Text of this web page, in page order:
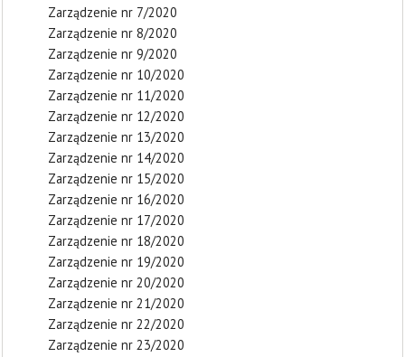
Zarządzenie nr 7/2020
Zarządzenie nr 8/2020
Zarządzenie nr 9/2020
Zarządzenie nr 10/2020
Zarządzenie nr 11/2020
Zarządzenie nr 12/2020
Zarządzenie nr 13/2020
Zarządzenie nr 14/2020
Zarządzenie nr 15/2020
Zarządzenie nr 16/2020
Zarządzenie nr 17/2020
Zarządzenie nr 18/2020
Zarządzenie nr 19/2020
Zarządzenie nr 20/2020
Zarządzenie nr 21/2020
Zarządzenie nr 22/2020
Zarządzenie nr 23/2020